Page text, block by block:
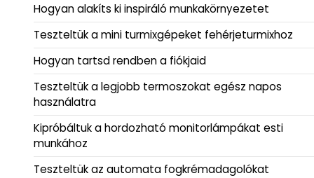
Hogyan alakíts ki inspiráló munkakörnyezetet
Teszteltük a mini turmixgépeket fehérjeturmixhoz
Hogyan tartsd rendben a fiókjaid
Teszteltük a legjobb termoszokat egész napos
használatra
Kipróbáltuk a hordozható monitorlámpákat esti
munkához
Teszteltük az automata fogkrémadagolókat